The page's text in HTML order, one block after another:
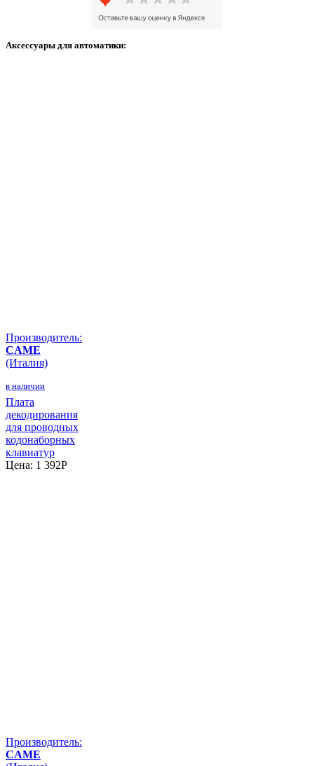
Аксессуары для автоматики:
Производитель:
CAME
(Италия)
в наличии
Плата
декодирования
для проводных
кодонаборных
клавиатур
Цена: 1 392P
Производитель:
CAME